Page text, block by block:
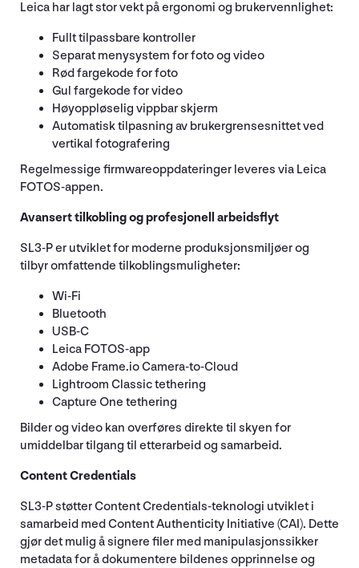
Leica har lagt stor vekt på ergonomi og brukervennlighet:
Fullt tilpassbare kontroller
Separat menysystem for foto og video
Rød fargekode for foto
Gul fargekode for video
Høyoppløselig vippbar skjerm
Automatisk tilpasning av brukergrensesnittet ved
vertikal fotografering
Regelmessige firmwareoppdateringer leveres via Leica
FOTOS-appen.
Avansert tilkobling og profesjonell arbeidsflyt
SL3-P er utviklet for moderne produksjonsmiljøer og
tilbyr omfattende tilkoblingsmuligheter:
Wi-Fi
Bluetooth
USB-C
Leica FOTOS-app
Adobe Frame.io Camera-to-Cloud
Lightroom Classic tethering
Capture One tethering
Bilder og video kan overføres direkte til skyen for
umiddelbar tilgang til etterarbeid og samarbeid.
Content Credentials
SL3-P støtter Content Credentials-teknologi utviklet i
samarbeid med Content Authenticity Initiative (CAI). Dette
gjør det mulig å signere filer med manipulasjonssikker
metadata for å dokumentere bildenes opprinnelse og